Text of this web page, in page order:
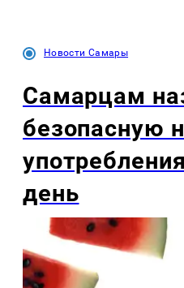
Новости Самары
Самарцам
безопасную
день